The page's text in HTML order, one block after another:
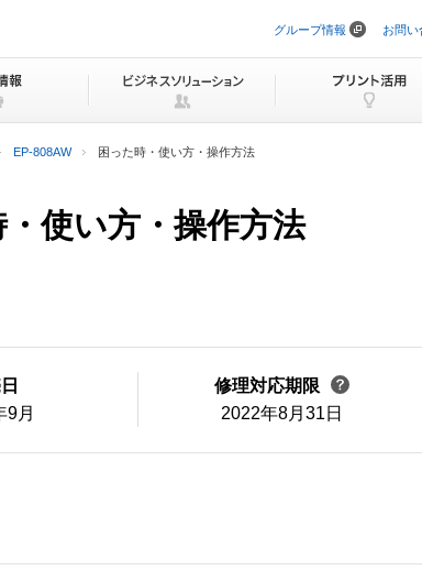
ビ
ョ
ッ
グループ情報 お問い
EP-808AW 困った時・使い方・操作方法
・使い方・操作方法
9月
修理対応期限
2022年8月31日